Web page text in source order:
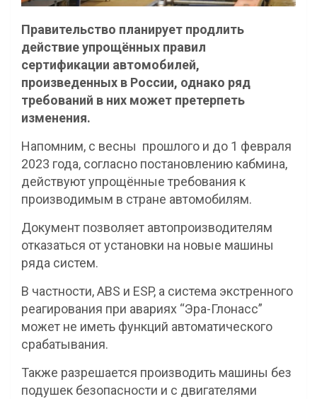
Правительство планирует продлить
действие упрощённых правил
сертификации автомобилей,
произведенных в России, однако ряд
требований в них может претерпеть
изменения.
Напомним, с весны прошлого и до 1 февраля
2023 года, согласно постановлению кабмина,
действуют упрощённые требования к
производимым в стране автомобилям.
Документ позволяет автопроизводителям
отказаться от установки на новые машины
ряда систем.
В частности, ABS и ESP, а система экстренного
реагирования при авариях “Эра-Глонасс”
может не иметь функций автоматического
срабатывания.
Также разрешается производить машины без
подушек безопасности и с двигателями